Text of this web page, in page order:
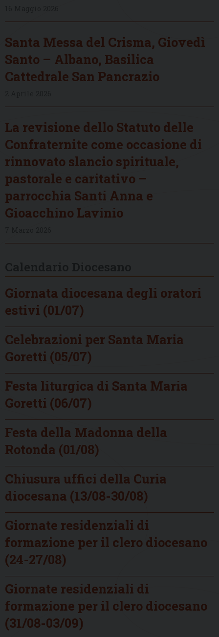
Santa Messa del Crisma, Giovedì
Santo – Albano, Basilica
Cattedrale San Pancrazio
La revisione dello Statuto delle
Confraternite come occasione di
rinnovato slancio spirituale,
pastorale e caritativo –
parrocchia Santi Anna e
Gioacchino Lavinio
Giornata diocesana degli oratori
estivi (01/07)
Celebrazioni per Santa Maria
Goretti (05/07)
Festa liturgica di Santa Maria
Goretti (06/07)
Festa della Madonna della
Rotonda (01/08)
Chiusura uffici della Curia
diocesana (13/08-30/08)
Giornate residenziali di
formazione per il clero diocesano
(24-27/08)
Giornate residenziali di
formazione per il clero diocesano
(31/08-03/09)